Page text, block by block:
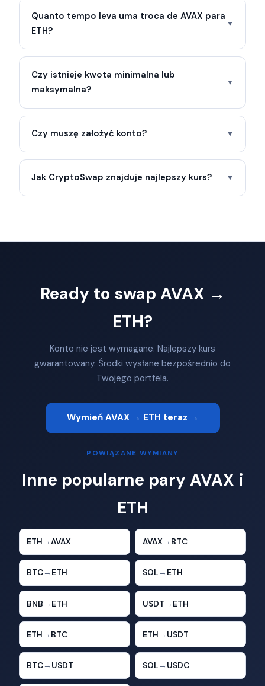
Quanto tempo leva uma troca de AVAX para
ETH?
▼
Czy istnieje kwota minimalna lub
maksymalna?
▼
Czy muszę założyć konto? ▼
Jak CryptoSwap znajduje najlepszy kurs? ▼
Ready to swap AVAX →
ETH?
Konto nie jest wymagane. Najlepszy kurs
gwarantowany. Środki wysłane bezpośrednio do
Twojego portfela.
Wymień AVAX → ETH teraz →
POWIĄZANE WYMIANY
Inne popularne pary AVAX i
ETH
ETH →AVAX AVAX→ BTC
BTC→ ETH SOL → ETH
BNB → ETH USDT → ETH
ETH → BTC ETH → USDT
BTC→ USDT SOL → USDC